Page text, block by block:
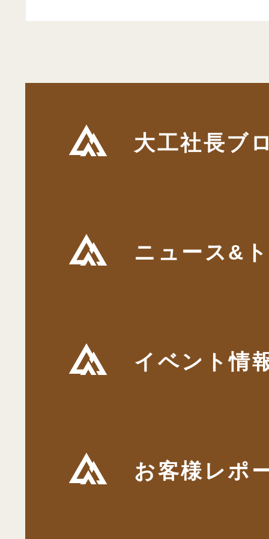
大工社長ブ
ニュース&
イベント情
お客様レポ